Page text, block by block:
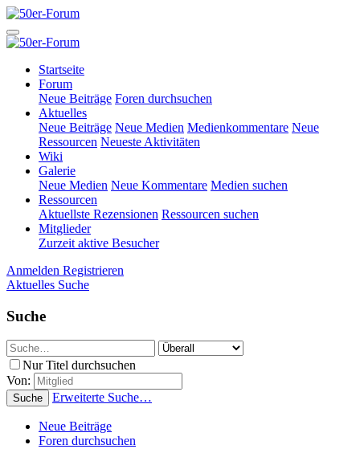
Startseite
Forum
Neue Beiträge Foren durchsuchen
Aktuelles
Neue Beiträge Neue Medien Medienkommentare Neue
Ressourcen Neueste Aktivitäten
Wiki
Galerie
Neue Medien Neue Kommentare Medien suchen
Ressourcen
Aktuellste Rezensionen Ressourcen suchen
Mitglieder
Zurzeit aktive Besucher
Anmelden Registrieren
Aktuelles Suche
Suche
Nur Titel durchsuchen
Von:
Suche Erweiterte Suche…
Neue Beiträge
Foren durchsuchen